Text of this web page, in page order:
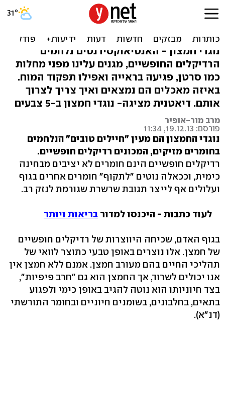
מגנים מפני סרטן והזדקנות:
למה נוגדי חמצון בריאים
נוגדי חמצון - האנטיאוקסידנטים נלחמים
הרדיקלים החופשיים, מגנים עלינו מפני מחלות
כמו סרטן, פגיעה בראייה ואפילו תפקוד המוח.
באיזה מאכלים הם נמצאים ואיך צריך לצרוך
אותם. דיאטנית מציגה- נוגדי חמצון ב-5 צבעים
מרב מור-אופיר
פורסם: 19.12.13, 11:34
נוגדי החמצון הם מעין "חיילים טובים" הנלחמים
בחומרים מזיקים, המכונים רדיקלים חופשיים.
רדיקלים חופשיים הינם חומרים לא יציבים מבחינה
כימית, וככאלה נוטים "לתקוף" חומרים אחרים בגוף
ועלולים אף לייצר תגובת שרשרת שגורמת לנזק רב.
לעוד כתבות - היכנסו למדור בריאות ויותר
בגוף האדם, שכיחה היווצרות של רדיקלים חופשיים
של חמצן. אלו נוצרים באופן טבעי כתוצר לוואי של
תהליכי החיים בהם מעורב חמצן. אמנם ללא חמצן אין
אנו יכולים לשרוד, אך החמצן הוא גם "חרב פיפיות",
בצד חיוניותו הוא נוטה להגיב באופן כימי ולפגוע
בתאים, בחלבונים, בשומנים חיוניים ובחומר התורשתי
(דנ"א).